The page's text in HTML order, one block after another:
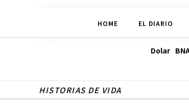
HOME EL DIARIO
Dolar
HISTORIAS DE VIDA